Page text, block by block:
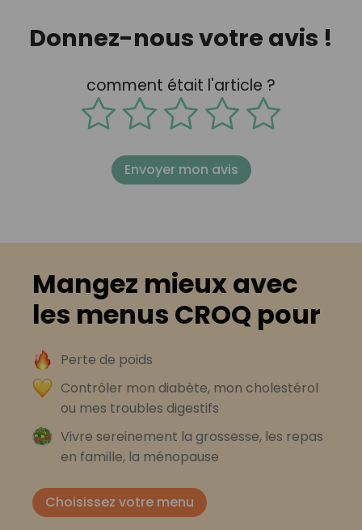
Donnez-nous votre avis !
comment était l'article ?
Envoyer mon avis
Mangez mieux avec
les menus CROQ pour
Perte de poids
Contrôler mon diabète, mon cholestérol
ou mes troubles digestifs
Vivre sereinement la grossesse, les repas
en famille, la ménopause
Choisissez votre menu